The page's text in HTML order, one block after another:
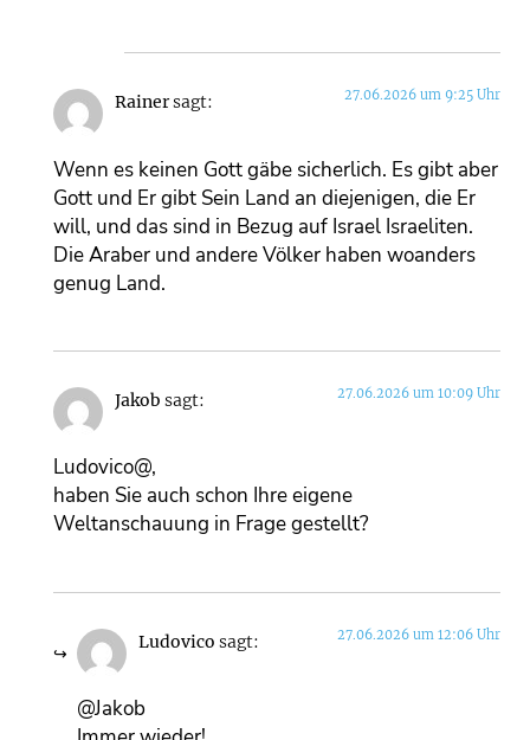
Rainersagt: 27.06.2026 um 9:25 Uhr
Wenn es keinen Gott gäbe sicherlich. Es gibt aber
Gott und Er gibt Sein Land an diejenigen, die Er
will, und das sind in Bezug auf Israel Israeliten.
Die Araber und andere Völker haben woanders
genug Land.
Jakob sagt: 27.06.2026 um 10:09 Uhr
Ludovico@,
haben Sie auch schon Ihre eigene
Weltanschauung in Frage gestellt?
Ludovico sagt: 27.06.2026 um 12:06 Uhr
@Jakob